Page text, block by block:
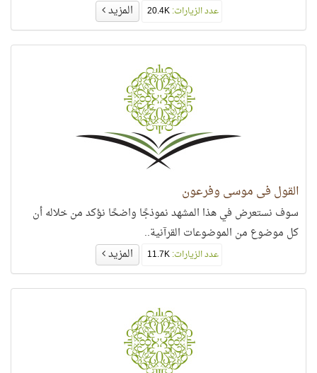
عدد الزيارات:20.4K المزيد
القول في موسى وفرعون
سوف نستعرض في هذا المشهد نموذجًا واضحًا نؤكد من خلاله أن
كل موضوع من الموضوعات القرآنية..
عدد الزيارات:11.7K المزيد